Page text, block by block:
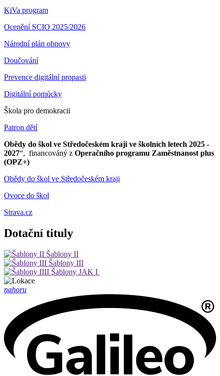
KiVa program
Ocenění SCIO 2025/2026
Národní plán obnovy
Doučování
Prevence digitální propasti
Digitální pomůcky
Škola pro demokracii
Patron dětí
Obědy do škol ve Středočeském kraji ve školních letech 2025 -
2027“, financováný z Operačního programu Zaměstnanost plus
(OPZ+)
Obědy do škol ve Středočeském kraji
Ovoce do škol
Strava.cz
Dotační tituly
Šablony II
Šablony III
Šablony JAK I
nahoru